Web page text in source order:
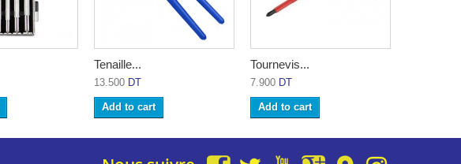
Tenaille...
13.500 DT
Add to cart
Tournevis...
7.900 DT
Add to cart